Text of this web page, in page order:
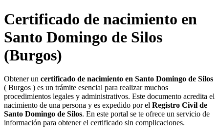
Certificado de nacimiento en
Santo Domingo de Silos
(Burgos)
Obtener un certificado de nacimiento en Santo Domingo de Silos
( Burgos ) es un trámite esencial para realizar muchos
procedimientos legales y administrativos. Este documento acredita el
nacimiento de una persona y es expedido por el Registro Civil de
Santo Domingo de Silos. En este portal se te ofrece un servicio de
información para obtener el certificado sin complicaciones.